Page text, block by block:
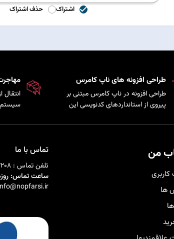
اشتراک
حذف اشتراک
طراحی افزونه های ناپ کامرس
طراحی افزونه در ناپ کامرس مبتنی بر
پیروی از استانداردهای کدنویسی این
و اضافه کردن قابلیت‌های سفارشی را
سیستم
من
ها
تماس با ما
تلفن تماس : 09903332208
ساعت تماس: